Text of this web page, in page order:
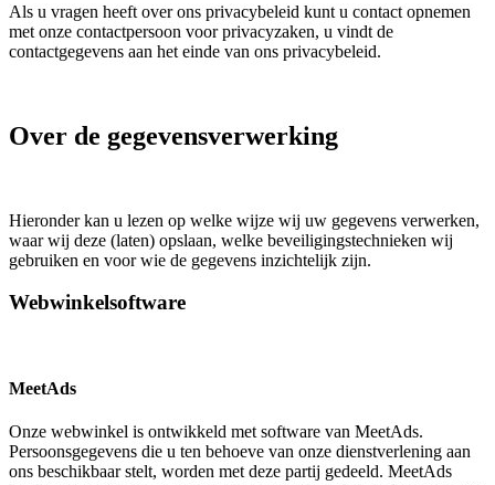
Als u vragen heeft over ons privacybeleid kunt u contact opnemen
met onze contactpersoon voor privacyzaken, u vindt de
contactgegevens aan het einde van ons privacybeleid.
Over de gegevensverwerking
Hieronder kan u lezen op welke wijze wij uw gegevens verwerken,
waar wij deze (laten) opslaan, welke beveiligingstechnieken wij
gebruiken en voor wie de gegevens inzichtelijk zijn.
Webwinkelsoftware
MeetAds
Onze webwinkel is ontwikkeld met software van MeetAds.
Persoonsgegevens die u ten behoeve van onze dienstverlening aan
ons beschikbaar stelt, worden met deze partij gedeeld. MeetAds